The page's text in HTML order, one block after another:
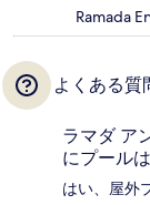
Ramada
よくある質
ラマダ ア
にプール
はい、屋外